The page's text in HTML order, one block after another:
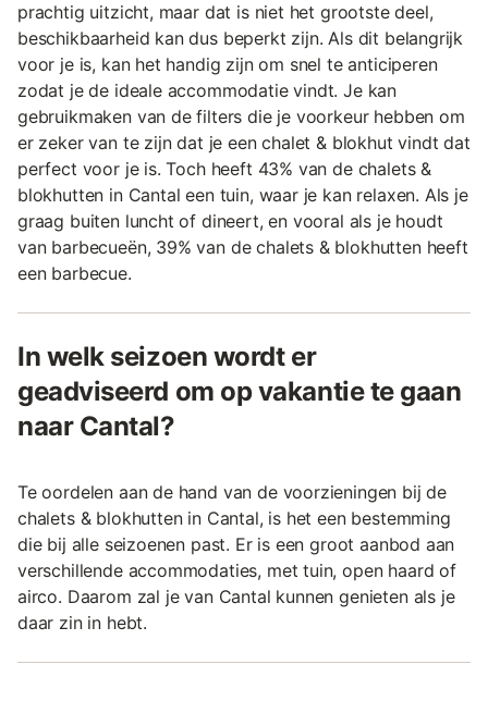
prachtig uitzicht, maar dat is niet het grootste deel,
beschikbaarheid kan dus beperkt zijn. Als dit belangrijk
voor je is, kan het handig zijn om snel te anticiperen
zodat je de ideale accommodatie vindt. Je kan
gebruikmaken van de filters die je voorkeur hebben om
er zeker van te zijn dat je een chalet & blokhut vindt dat
perfect voor je is. Toch heeft 43% van de chalets &
blokhutten in Cantal een tuin, waar je kan relaxen. Als je
graag buiten luncht of dineert, en vooral als je houdt
van barbecueën, 39% van de chalets & blokhutten heeft
een barbecue.
In welk seizoen wordt er
geadviseerd om op vakantie te gaan
naar Cantal?
Te oordelen aan de hand van de voorzieningen bij de
chalets & blokhutten in Cantal, is het een bestemming
die bij alle seizoenen past. Er is een groot aanbod aan
verschillende accommodaties, met tuin, open haard of
airco. Daarom zal je van Cantal kunnen genieten als je
daar zin in hebt.